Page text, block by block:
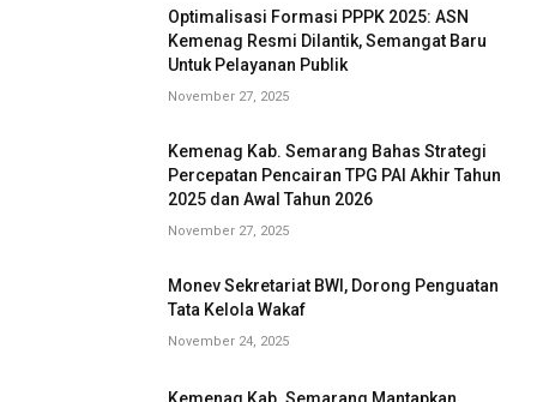
Optimalisasi Formasi PPPK 2025: ASN
Kemenag Resmi Dilantik, Semangat Baru
Untuk Pelayanan Publik
November 27, 2025
Kemenag Kab. Semarang Bahas Strategi
Percepatan Pencairan TPG PAI Akhir Tahun
2025 dan Awal Tahun 2026
November 27, 2025
Monev Sekretariat BWI, Dorong Penguatan
Tata Kelola Wakaf
November 24, 2025